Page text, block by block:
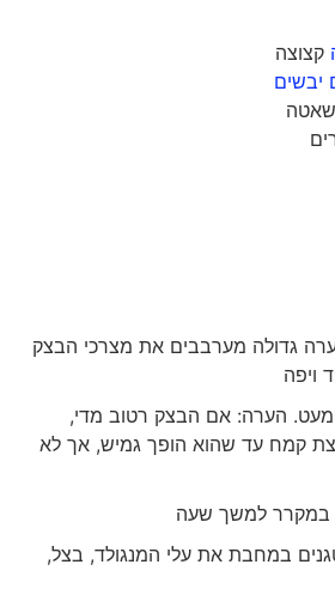
גדולה מערבבים את מצרכי הבצק
הערה: אם הבצק רטוב מדי,
קמח עד שהוא הופך גמיש, אך לא
למשך שעה
במחבת את עלי המנגולד, בצל,